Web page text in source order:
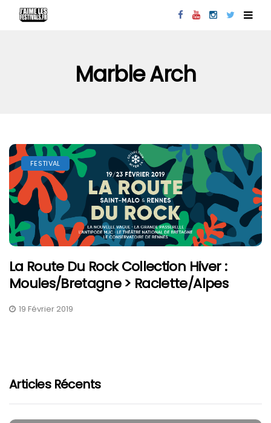
Marble Arch
FESTIVAL
La Route Du Rock Collection Hiver :
Moules/Bretagne > Raclette/Alpes
19 Février 2019
Articles Récents